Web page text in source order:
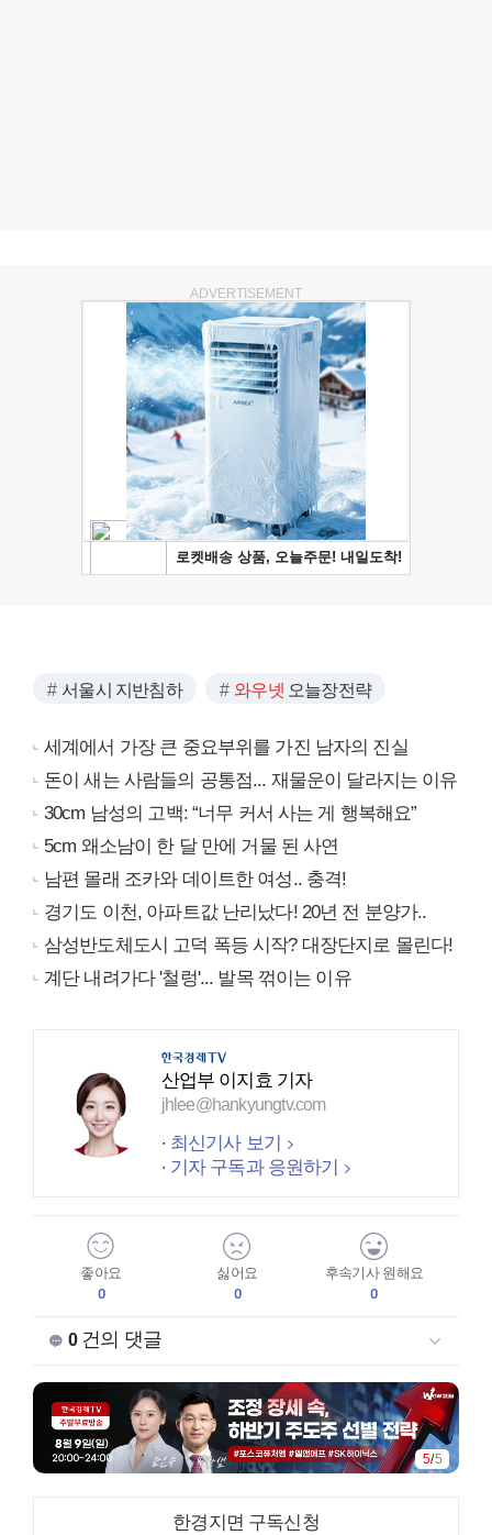
ADVERTISEMENT
서울시 지반침하 와우넷 오늘장전략
세계에서 가장 큰 중요부위를 가진 남자의 진실
돈이 새는 사람들의 공통점... 재물운이 달라지는 이유
30cm 남성의 고백: “너무 커서 사는 게 행복해요”
5cm 왜소남이 한 달 만에 거물 된 사연
남편 몰래 조카와 데이트한 여성.. 충격!
경기도 이천, 아파트값 난리났다! 20년 전 분양가..
삼성반도체도시 고덕 폭등 시작? 대장단지로 몰린다!
계단 내려가다 '철렁'... 발목 꺾이는 이유
산업부 이지효 기자
jhlee@hankyungtv.com
최신기사 보기
기자 구독과 응원하기
좋아요
0
싫어요
0
후속기사 원해요
0
0건의 댓글
5/5
한경지면 구독신청